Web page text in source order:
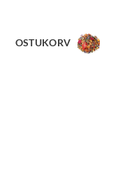
OSTUKORV